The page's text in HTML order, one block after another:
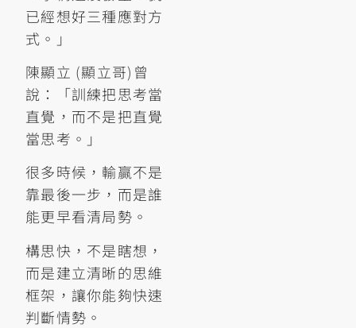
已經想好三種應對方
式。」
陳顯立 (顯立哥)曾
說：「訓練把思考當
直覺，而不是把直覺
當思考。」
很多時候，輸贏不是
靠最後一步，而是誰
能更早看清局勢。
構思快，不是瞎想，
而是建立清晰的思維
框架，讓你能夠快速
判斷情勢。